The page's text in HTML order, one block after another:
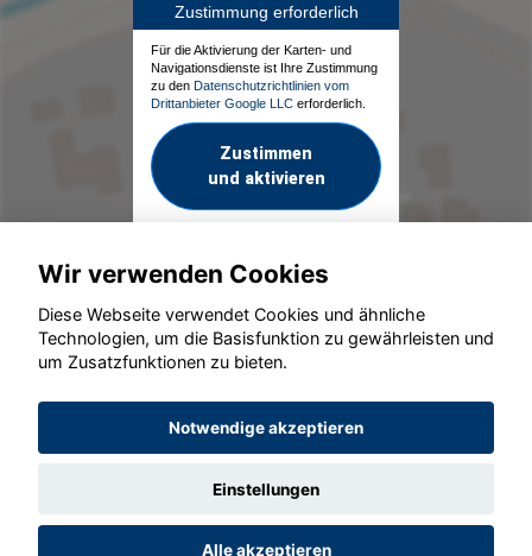
Zustimmung erforderlich
Für die Aktivierung der Karten- und
Navigationsdienste ist Ihre Zustimmung
zu den Datenschutzrichtlinien vom
Drittanbieter Google LLC erforderlich.
Zustimmen
und aktivieren
© konjunkturmotor.de GmbH 2020 - 2026
Wir verwenden Cookies
Diese Webseite verwendet Cookies und ähnliche
Technologien, um die Basisfunktion zu gewährleisten und
um Zusatzfunktionen zu bieten.
Notwendige akzeptieren
Einstellungen
Alle akzeptieren